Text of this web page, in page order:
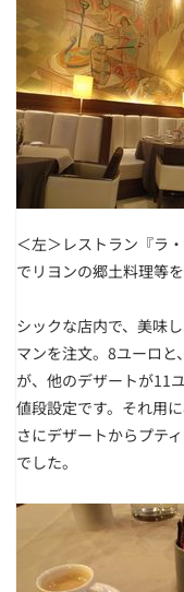
＜左＞レストラン『ラ・
でリヨンの郷土料理等
シックな店内で、美味
マンを注文。8ユーロ
が、他のデザートが11
値段設定です。それ用
さにデザートからプテ
でした。